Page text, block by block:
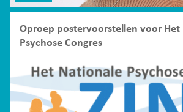
Oproep postervoorstellen voor
Psychose Congres